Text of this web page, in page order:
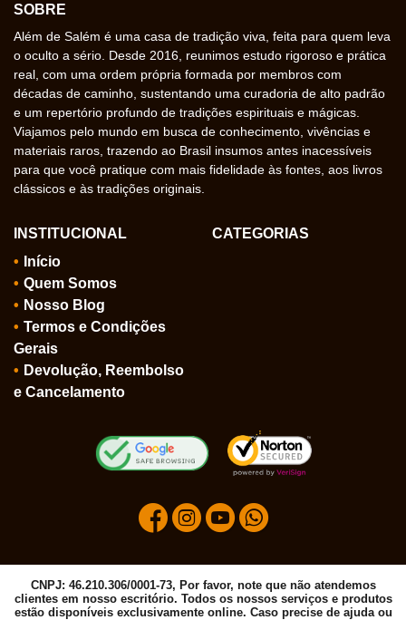
SOBRE
Além de Salém é uma casa de tradição viva, feita para quem leva
o oculto a sério. Desde 2016, reunimos estudo rigoroso e prática
real, com uma ordem própria formada por membros com
décadas de caminho, sustentando uma curadoria de alto padrão
e um repertório profundo de tradições espirituais e mágicas.
Viajamos pelo mundo em busca de conhecimento, vivências e
materiais raros, trazendo ao Brasil insumos antes inacessíveis
para que você pratique com mais fidelidade às fontes, aos livros
clássicos e às tradições originais.
INSTITUCIONAL
Início
Quem Somos
Nosso Blog
Termos e Condições
Gerais
Devolução, Reembolso
e Cancelamento
CATEGORIAS
CNPJ: 46.210.306/0001-73, Por favor, note que não atendemos
clientes em nosso escritório. Todos os nossos serviços e produtos
estão disponíveis exclusivamente online. Caso precise de ajuda ou